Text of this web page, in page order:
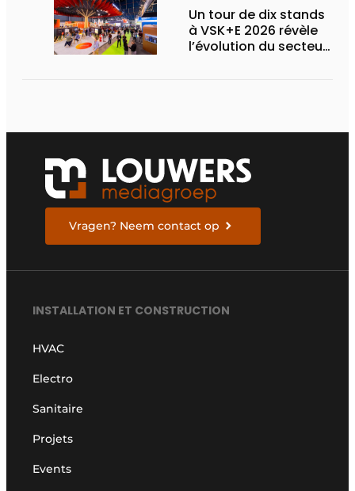
Un tour de dix stands
à VSK+E 2026 révèle
l’évolution du secteur
Vragen? Neem contact op
INSTALLATION ET CONSTRUCTION
HVAC
Electro
Sanitaire
Projets
Events